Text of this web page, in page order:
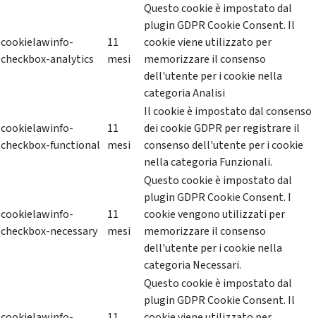
cookielawinfo-
checkbox-analytics
11
mesi
Questo cookie è impostato dal
plugin GDPR Cookie Consent. Il
cookie viene utilizzato per
memorizzare il consenso
dell'utente per i cookie nella
categoria Analisi
cookielawinfo-
checkbox-functional
11
mesi
Il cookie è impostato dal consenso
dei cookie GDPR per registrare il
consenso dell'utente per i cookie
nella categoria Funzionali.
cookielawinfo-
checkbox-necessary
11
mesi
Questo cookie è impostato dal
plugin GDPR Cookie Consent. I
cookie vengono utilizzati per
memorizzare il consenso
dell'utente per i cookie nella
categoria Necessari.
Questo cookie è impostato dal
plugin GDPR Cookie Consent. Il